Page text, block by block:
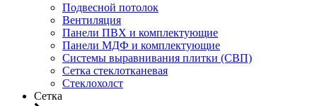
Подвесной потолок
Вентиляция
Панели ПВХ и комплектующие
Панели МДФ и комплектующие
Системы выравнивания плитки (СВП)
Сетка стеклотканевая
Стеклохолст
Сетка